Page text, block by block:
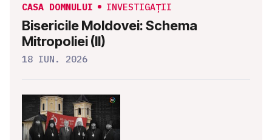
CASA DOMNULUI INVESTIGAȚII
Bisericile Moldovei: Schema
Mitropoliei (II)
18 IUN. 2026